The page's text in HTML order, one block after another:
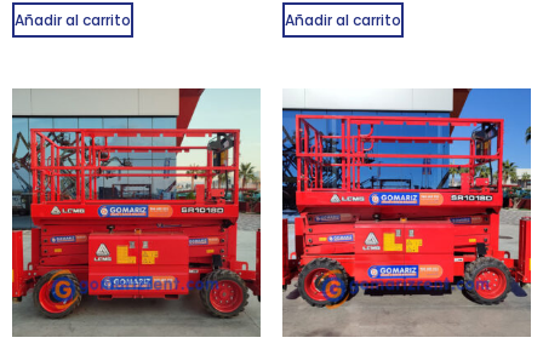
Añadir al carrito Añadir al carrito